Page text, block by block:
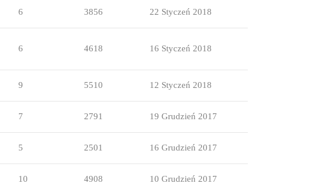
6 3856 22 Styczeń 2018
6 4618 16 Styczeń 2018
9 5510 12 Styczeń 2018
7 2791 19 Grudzień 2017
5 2501 16 Grudzień 2017
10 4908 10 Grudzień 2017